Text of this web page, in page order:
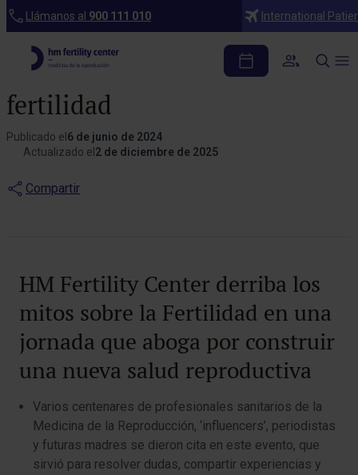
Llámanos al 900 111 010 International
Blog
HM Fertility Center
derriba los mitos sobre la
fertilidad
Publicado el 6 de junio de 2024
Actualizado el 2 de diciembre de 2025
Compartir
HM Fertility Center derriba los
mitos sobre la Fertilidad en una
jornada que aboga por construir
una nueva salud reproductiva
Varios centenares de profesionales sanitarios de la
Medicina de la Reproducción, ‘influencers’, periodistas
y futuras madres se dieron cita en este evento, que
sirvió para resolver dudas, compartir experiencias y